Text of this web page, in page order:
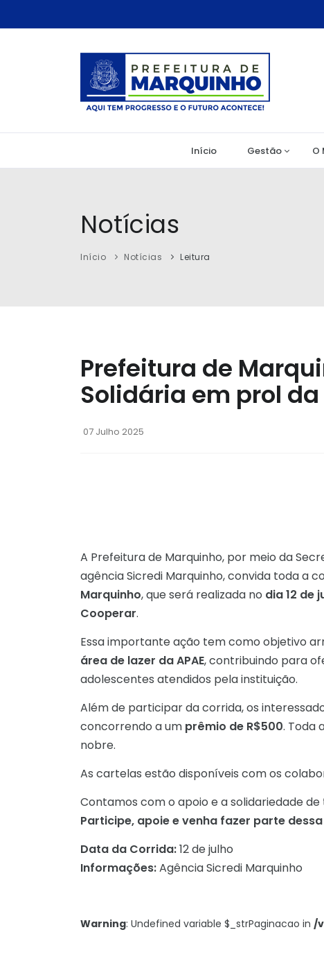
Início Gestão O
Notícias
Início Notícias Leitura
Prefeitura de
Solidária em prol da
07 Julho 2025
A Prefeitura de Marquinho, por meio da
agência Sicredi Marquinho, convida toda a
Marquinho, que será realizada no dia 12 de
Cooperar.
Essa importante ação tem como objetivo
área de lazer da APAE, contribuindo para
adolescentes atendidos pela instituição.
Além de participar da corrida, os
concorrendo a um prêmio de R$500. Toda
nobre.
As cartelas estão disponíveis com os
Contamos com o apoio e a solidariedade
Participe, apoie e venha fazer parte
Data da Corrida:12 de julho
Informações:Agência Sicredi Marquinho
Warning: Undefined variable $_strPaginacao in /